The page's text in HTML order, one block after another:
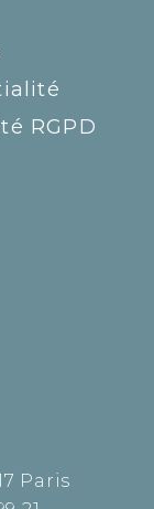
RGPD
Paris